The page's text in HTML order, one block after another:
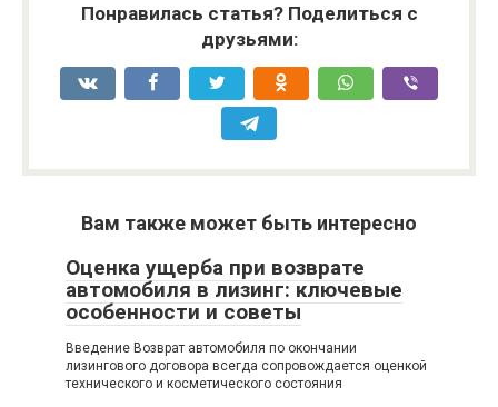
Понравилась статья? Поделиться с
друзьями:
Вам также может быть интересно
Оценка ущерба при возврате
автомобиля в лизинг: ключевые
особенности и советы
Введение Возврат автомобиля по окончании
лизингового договора всегда сопровождается оценкой
технического и косметического состояния